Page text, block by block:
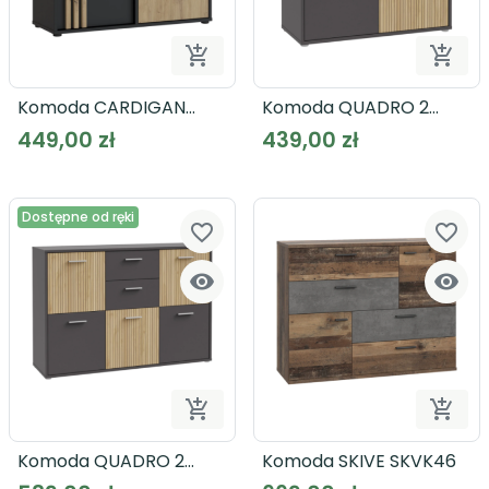

Dodaj do koszyka
Komoda CARDIGAN
CDGK221
449,00 zł

Komoda QUADRO 2
QDRK222
439,00 zł
Dostępne od ręki


Dodaj do koszyka
favorite_border
Komoda QUADRO 2
QDRK231


favorite_border
Komoda SKIVE SKVK46